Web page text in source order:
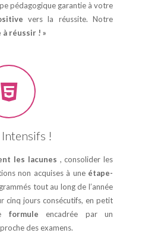
pédagogique garantie à votre
vers la réussite. Notre
à réussir ! »
Intensifs !
les lacunes , consolider les
non acquises à une étape-
tout au long de l’année
cinq jours consécutifs, en petit
formule encadrée par un
des examens.